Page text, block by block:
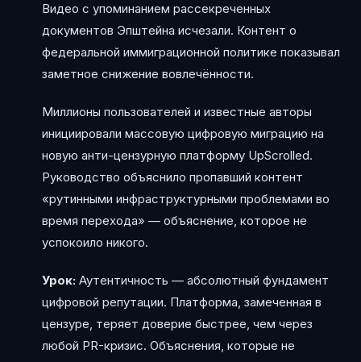
Видео с упоминанием рассекреченных
документов Эпштейна исчезали. Контент о
федеральной иммиграционной политике показывал
заметное снижение вовлечённости.
Миллионы пользователей и известные авторы
инициировали массовую цифровую миграцию на
новую анти-цензурную платформу UpScrolled.
Руководство объяснило пропавший контент
«рутинными инфраструктурными проблемами во
время перехода» — объяснение, которое не
успокоило никого.
Урок: Аутентичность — абсолютный фундамент
цифровой репутации. Платформа, замеченная в
цензуре, теряет доверие быстрее, чем через
любой PR-кризис. Объяснения, которые не